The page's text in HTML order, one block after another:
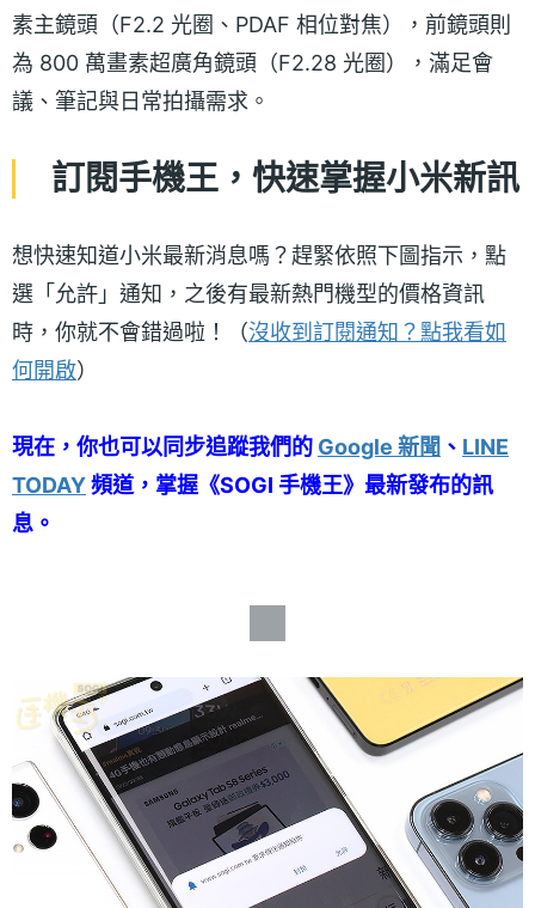
素主鏡頭（F2.2 光圈、PDAF 相位對焦），前鏡頭則
為 800 萬畫素超廣角鏡頭（F2.28 光圈），滿足會
議、筆記與日常拍攝需求。
訂閱手機王，快速掌握小米新訊
想快速知道小米最新消息嗎？趕緊依照下圖指示，點
選「允許」通知，之後有最新熱門機型的價格資訊
時，你就不會錯過啦！（沒收到訂閱通知？點我看如
何開啟）
現在，你也可以同步追蹤我們的 Google 新聞 、 LINE
TODAY頻道，掌握《SOGI 手機王》最新發布的訊
息。